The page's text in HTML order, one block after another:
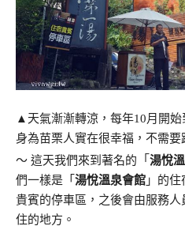
▲天氣漸漸轉涼，每年10月開始
身為苗栗人實在很幸福，不需
～ 這天我們來到著名的
「湯悅
們一樣是「 湯悅溫泉會館 」的
貴賓的停車區，之後會由服務
住的地方。